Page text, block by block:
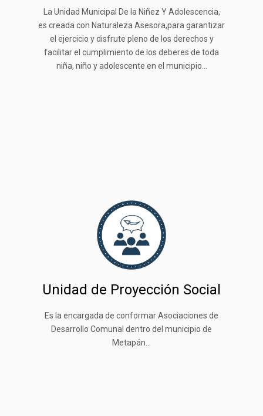
La Unidad Municipal De la Niñez Y Adolescencia,
es creada con Naturaleza Asesora,para garantizar
el ejercicio y disfrute pleno de los derechos y
facilitar el cumplimiento de los deberes de toda
niña, niño y adolescente en el municipio...
Unidad de Proyección Social
Es la encargada de conformar Asociaciones de
Desarrollo Comunal dentro del municipio de
Metapán...